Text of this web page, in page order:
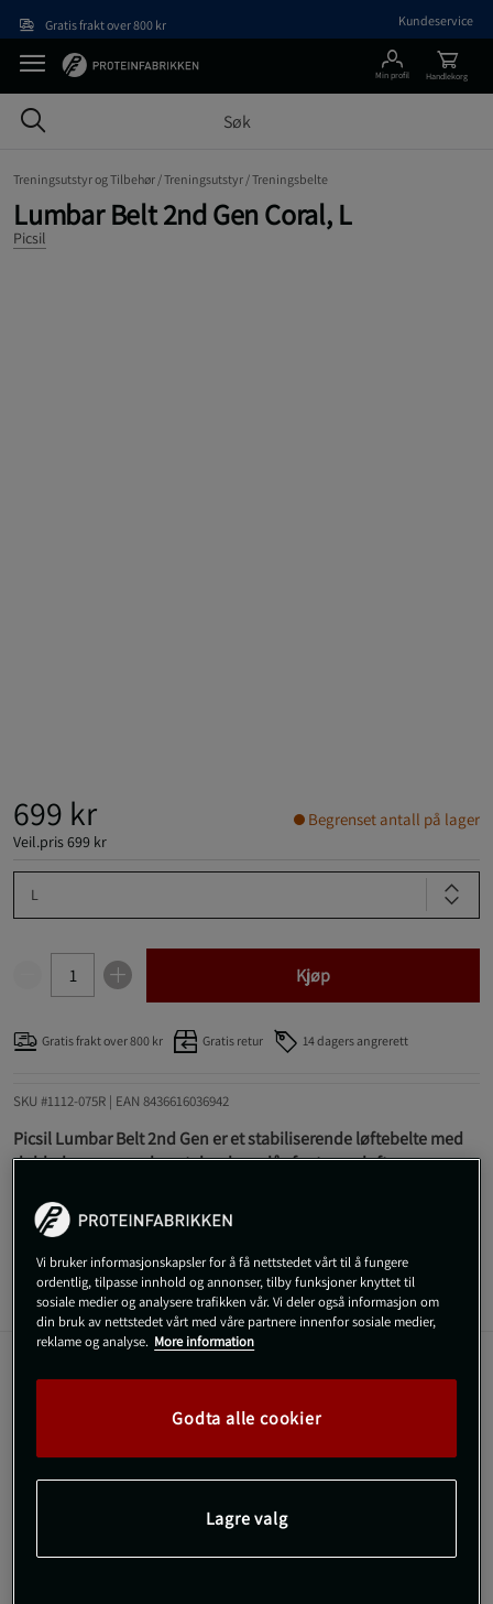
Gratis frakt over 800 kr Kundeservice
Min profil Handlekorg
Treningsutstyr og Tilbehør /Treningsutstyr /Treningsbelte
Lumbar Belt 2nd Gen Coral, L
Picsil
699 kr
Veil.pris699 kr
Begrenset antall på lager
L
Kjøp
Gratis frakt over 800 kr Gratis retur 14 dagers angrerett
SKU #1112-075R | EAN 8436616036942
Picsil Lumbar Belt 2nd Gen er et stabiliserende løftebelte med
dobbel spenne og høyytelsesborrelås for tunge løft og
Les mer
Informasjon Anmeldelser
Beltet gir solid støtte til kjernen under krevende løft og
oppfyller offisiell konkurransestandard. Den
oppgraderte konstruksjonen gir bedre komfort,
forbedret grep på stroppen og høyere sikkerhet.
Vi bruker informasjonskapsler for å få nettstedet vårt til å fungere
ordentlig, tilpasse innhold og annonser, tilby funksjoner knyttet til
sosiale medier og analysere trafikken vår. Vi deler også informasjon om
din bruk av nettstedet vårt med våre partnere innenfor sosiale medier,
reklame og analyse. More information
Godta alle cookier
Lagre valg